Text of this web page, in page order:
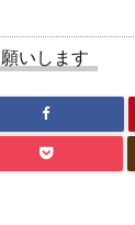
いします